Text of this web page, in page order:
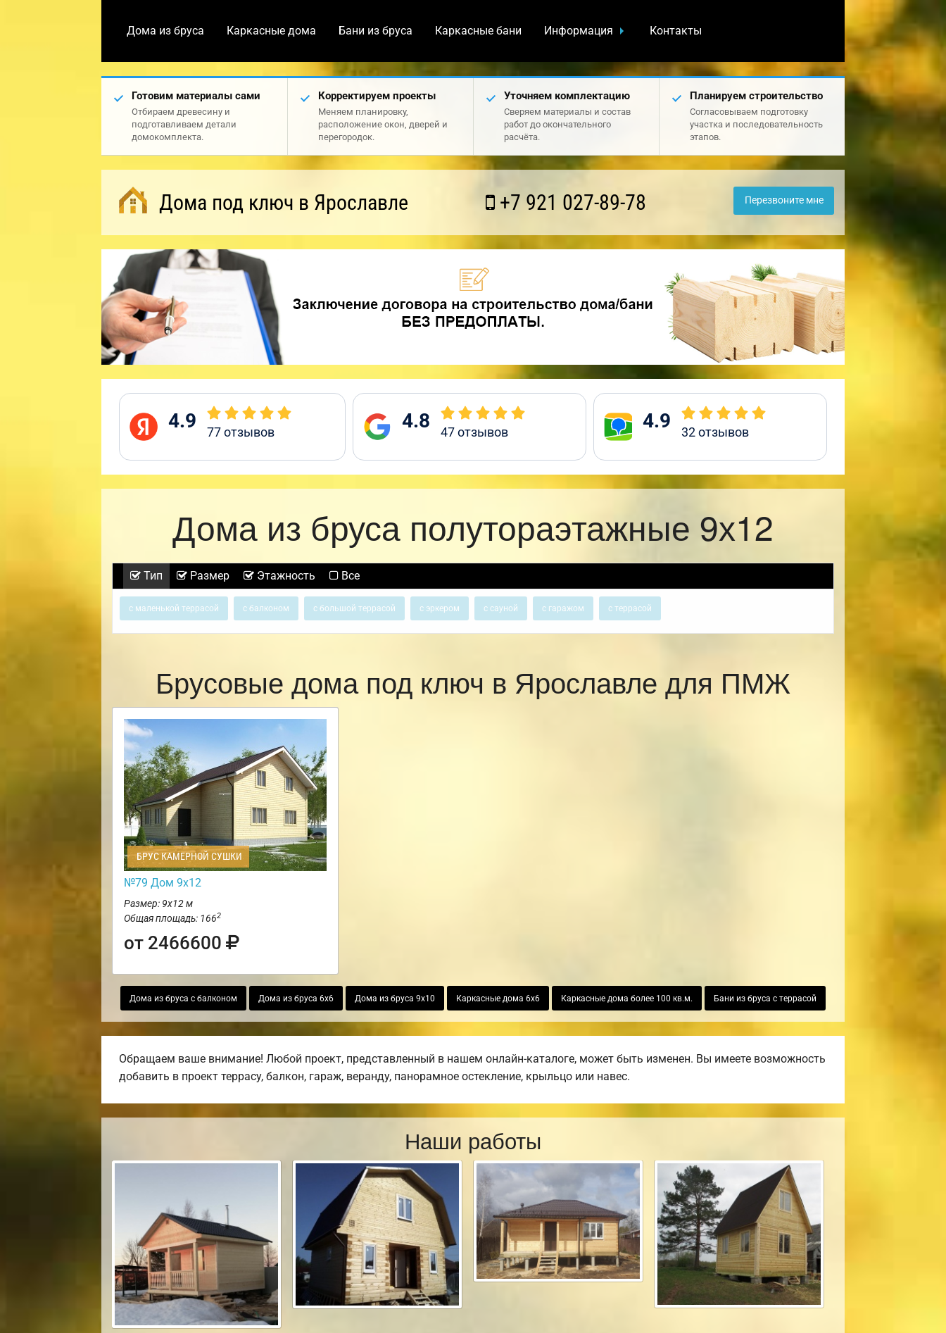
Дома из бруса Каркасные дома Бани из бруса Каркасные бани Информация Контакты
Готовим материалы сами
Отбираем древесину и
подготавливаем детали
домокомплекта.
Корректируем проекты
Меняем планировку,
расположение окон, дверей и
перегородок.
Уточняем комплектацию
Сверяем материалы и состав
работ до окончательного
расчёта.
Планируем строительство
Согласовываем подготовку
участка и последовательность
этапов.
Дома под ключ в Ярославле +7 921 027-89-78 Перезвоните мне
4.9 77отзывов 4.8 47отзывов 4.9 32отзывов
Дома из бруса полутораэтажные 9х12
Тип Размер Этажность Все
с маленькой террасой с балконом с большой террасой с эркером с сауной с гаражом с террасой
Брусовые дома под ключ в Ярославле для ПМЖ
БРУС КАМЕРНОЙ СУШКИ
№79 Дом 9х12
Размер: 9х12 м
Общая площадь: 1662
от 2466600
Дома из бруса с балконом Дома из бруса 6х6 Дома из бруса 9х10 Каркасные дома 6х6 Каркасные дома более 100 кв.м. Бани из бруса с террасой
Обращаем ваше внимание! Любой проект, представленный в нашем онлайн-каталоге, может быть изменен. Вы имеете возможность
добавить в проект террасу, балкон, гараж, веранду, панорамное остекление, крыльцо или навес.
Наши работы